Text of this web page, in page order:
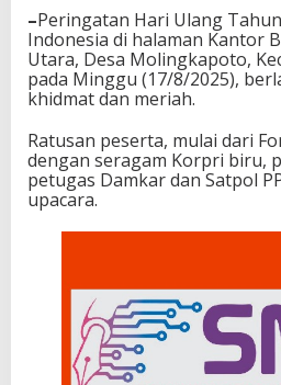
–Peringatan Hari Ulang
Indonesia di halaman Kantor
Utara, Desa Molingkapoto,
pada Minggu (17/8/2025),
khidmat dan meriah.
Ratusan peserta, mulai dari
dengan seragam Korpri biru,
petugas Damkar dan Satpol
upacara.